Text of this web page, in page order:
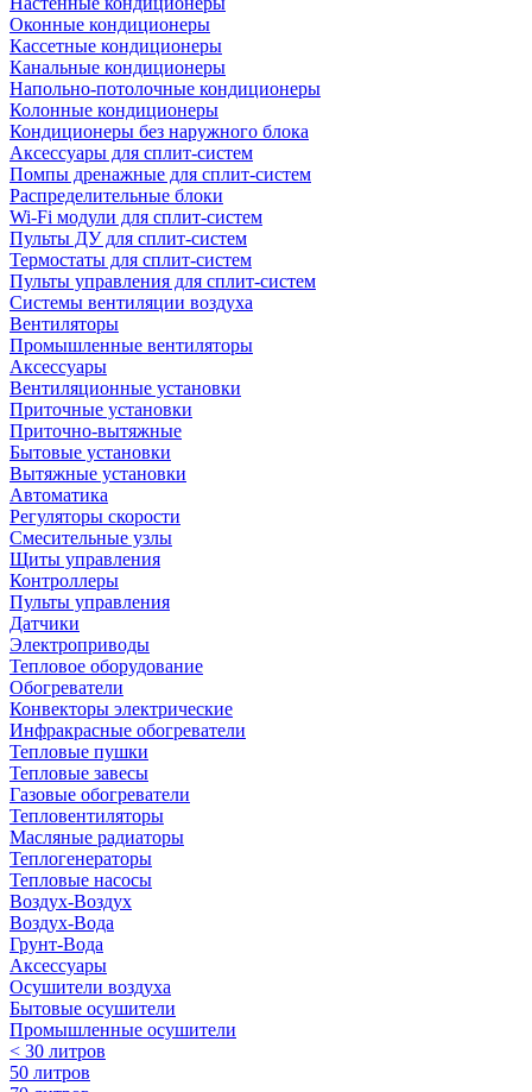
Оконные кондиционеры
Кассетные кондиционеры
Канальные кондиционеры
Напольно-потолочные кондиционеры
Колонные кондиционеры
Кондиционеры без наружного блока
Аксессуары для сплит-систем
Помпы дренажные для сплит-систем
Распределительные блоки
Wi-Fi модули для сплит-систем
Пульты ДУ для сплит-систем
Термостаты для сплит-систем
Пульты управления для сплит-систем
Системы вентиляции воздуха
Вентиляторы
Промышленные вентиляторы
Аксессуары
Вентиляционные установки
Приточные установки
Приточно-вытяжные
Бытовые установки
Вытяжные установки
Автоматика
Регуляторы скорости
Смесительные узлы
Щиты управления
Контроллеры
Пульты управления
Датчики
Электроприводы
Тепловое оборудование
Обогреватели
Конвекторы электрические
Инфракрасные обогреватели
Тепловые пушки
Тепловые завесы
Газовые обогреватели
Тепловентиляторы
Масляные радиаторы
Теплогенераторы
Тепловые насосы
Воздух-Воздух
Воздух-Вода
Грунт-Вода
Аксессуары
Осушители воздуха
Бытовые осушители
Промышленные осушители
< 30 литров
50 литров